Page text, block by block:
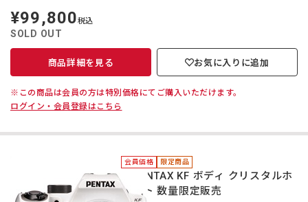
定
価
¥99,800税込
SOLD OUT
商品詳細を見る お気に入りに追加
※この商品は会員の方は特別価格にてご購入いただけます。
ログイン・会員登録はこちら
会員価格 限定商品
＊PENTAX KF ボディ クリスタルホ
ワイト 数量限定販売